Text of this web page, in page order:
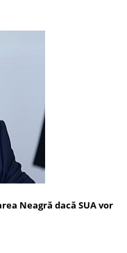
Neagră dacă SUA vor